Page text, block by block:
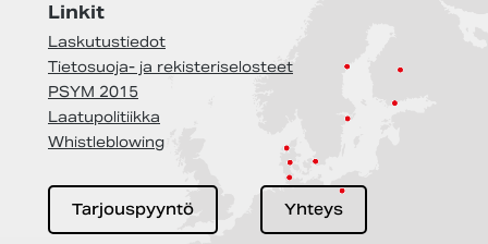
Linkit
Laskutustiedot
Tietosuoja- ja rekisteriselosteet
PSYM 2015
Laatupolitiikka
Whistleblowing
Tarjouspyyntö Yhteys